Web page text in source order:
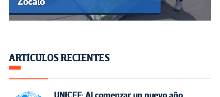
ARTÍCULOS RECIENTES